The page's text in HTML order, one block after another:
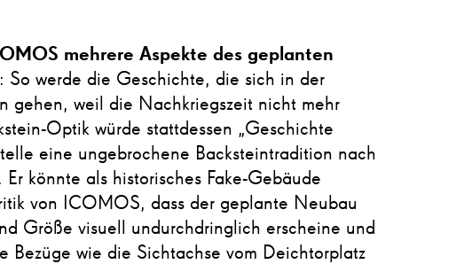
mehrere Aspekte des geplanten
: So werde die Geschichte, die sich in der
gehen, weil die Nachkriegszeit nicht mehr
Optik würde stattdessen „Geschichte
eine ungebrochene Backsteintradition nach
könnte als historisches Fake-Gebäude
von ICOMOS, dass der geplante Neubau
Größe visuell undurchdringlich erscheine und
Bezüge wie die Sichtachse vom Deichtorplatz